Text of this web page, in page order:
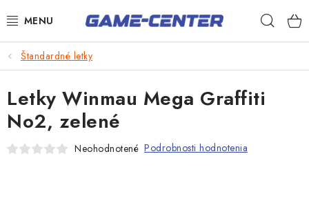
na
Šípky
Poker
Stolný futbal
Štandardné letky
Letky Winmau Mega Graffiti
No2, zelené
Neohodnotené Podrobnosti hodnotenia